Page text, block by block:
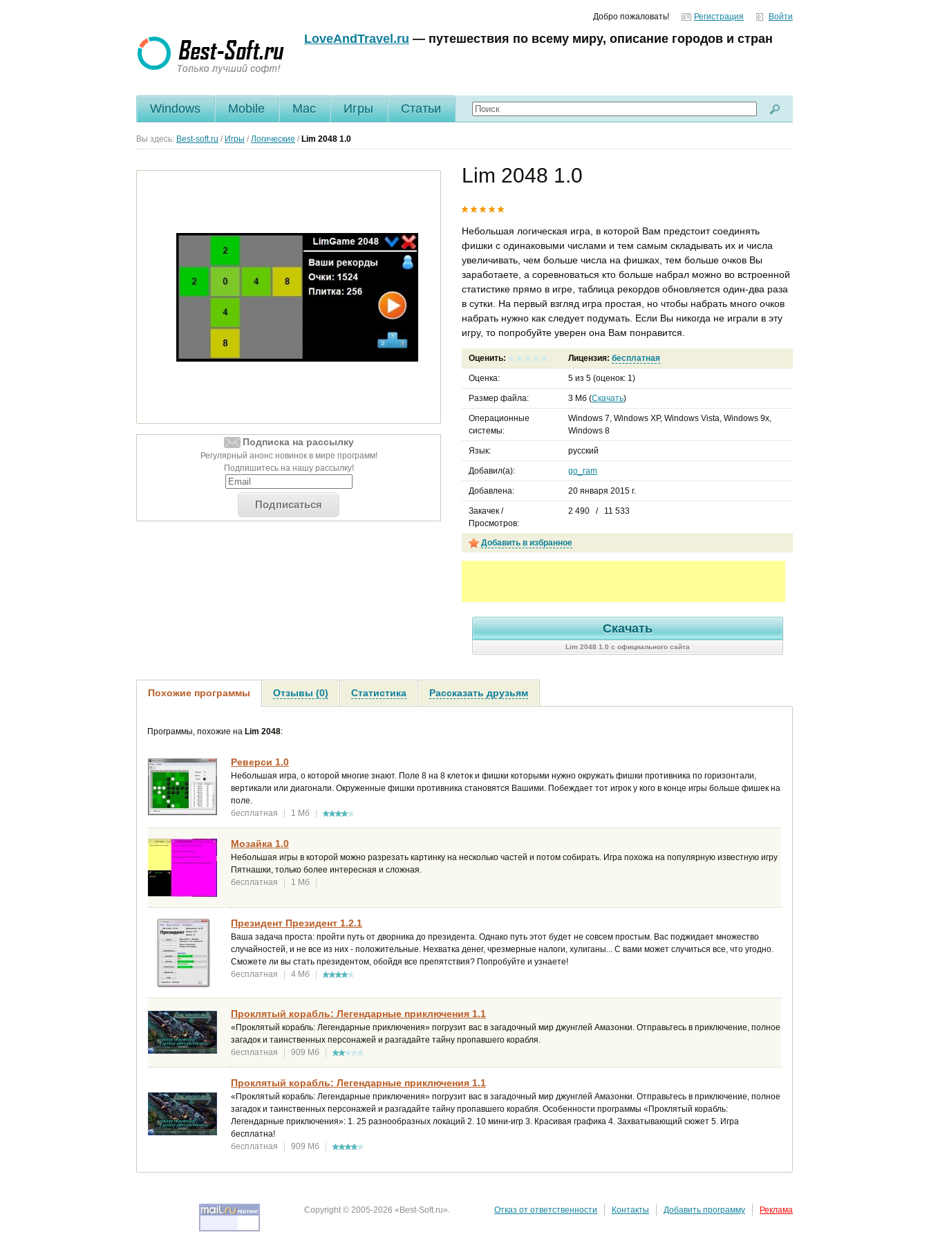
Добро пожаловать! Регистрация Войти
LoveAndTravel.ru — путешествия по всему миру, описание городов и стран
Windows Mobile Mac Игры Статьи
Вы здесь: Best-soft.ru / Игры / Логические / Lim 2048 1.0
Подписка на рассылку
Регулярный анонс новинок в мире программ!
Подпишитесь на нашу рассылку!
Подписаться
Lim 2048 1.0
Небольшая логическая игра, в которой Вам предстоит соединять
фишки с одинаковыми числами и тем самым складывать их и числа
увеличивать, чем больше числа на фишках, тем больше очков Вы
заработаете, а соревноваться кто больше набрал можно во встроенной
статистике прямо в игре, таблица рекордов обновляется один-два раза
в сутки. На первый взгляд игра простая, но чтобы набрать много очков
набрать нужно как следует подумать. Если Вы никогда не играли в эту
игру, то попробуйте уверен она Вам понравится.
Оценить: Лицензия: бесплатная
Оценка: 5 из 5 (оценок: 1 )
Размер файла: 3 Мб (Скачать)
Операционные
системы:
Windows 7, Windows XP, Windows Vista, Windows 9x,
Windows 8
Язык: русский
Добавил(а): go_ram
Добавлена: 20 января 2015 г.
Закачек /
Просмотров:
2 490 / 11 533
Добавить в избранное
Скачать
Lim 2048 1.0 с официального сайта
Похожие программы Отзывы (0) Статистика Рассказать друзьям
Программы, похожие на Lim 2048:
Реверси 1.0
Небольшая игра, о которой многие знают. Поле 8 на 8 клеток и фишки которыми нужно окружать фишки противника по горизонтали,
вертикали или диагонали. Окруженные фишки противника становятся Вашими. Побеждает тот игрок у кого в конце игры больше фишек на
поле.
бесплатная
| 1 Мб |
Мозайка 1.0
Небольшая игры в которой можно разрезать картинку на несколько частей и потом собирать. Игра похожа на популярную известную игру
Пятнашки, только более интересная и сложная.
бесплатная
| 1 Мб |
Президент Президент 1.2.1
Ваша задача проста: пройти путь от дворника до президента. Однако путь этот будет не совсем простым. Вас поджидает множество
случайностей, и не все из них - положительные. Нехватка денег, чрезмерные налоги, хулиганы... С вами может случиться все, что угодно.
Сможете ли вы стать президентом, обойдя все препятствия? Попробуйте и узнаете!
бесплатная
| 4 Мб |
Проклятый корабль: Легендарные приключения 1.1
«Проклятый корабль: Легендарные приключения» погрузит вас в загадочный мир джунглей Амазонки. Отправьтесь в приключение, полное
загадок и таинственных персонажей и разгадайте тайну пропавшего корабля.
бесплатная
| 909 Мб |
Проклятый корабль: Легендарные приключения 1.1
«Проклятый корабль: Легендарные приключения» погрузит вас в загадочный мир джунглей Амазонки. Отправьтесь в приключение, полное
загадок и таинственных персонажей и разгадайте тайну пропавшего корабля. Особенности программы «Проклятый корабль:
Легендарные приключения»: 1. 25 разнообразных локаций 2. 10 мини-игр 3. Красивая графика 4. Захватывающий сюжет 5. Игра
бесплатна!
бесплатная
| 909 Мб |
Copyright © 2005-2026 «Best-Soft.ru». Отказ от ответственности Контакты Добавить программу Реклама